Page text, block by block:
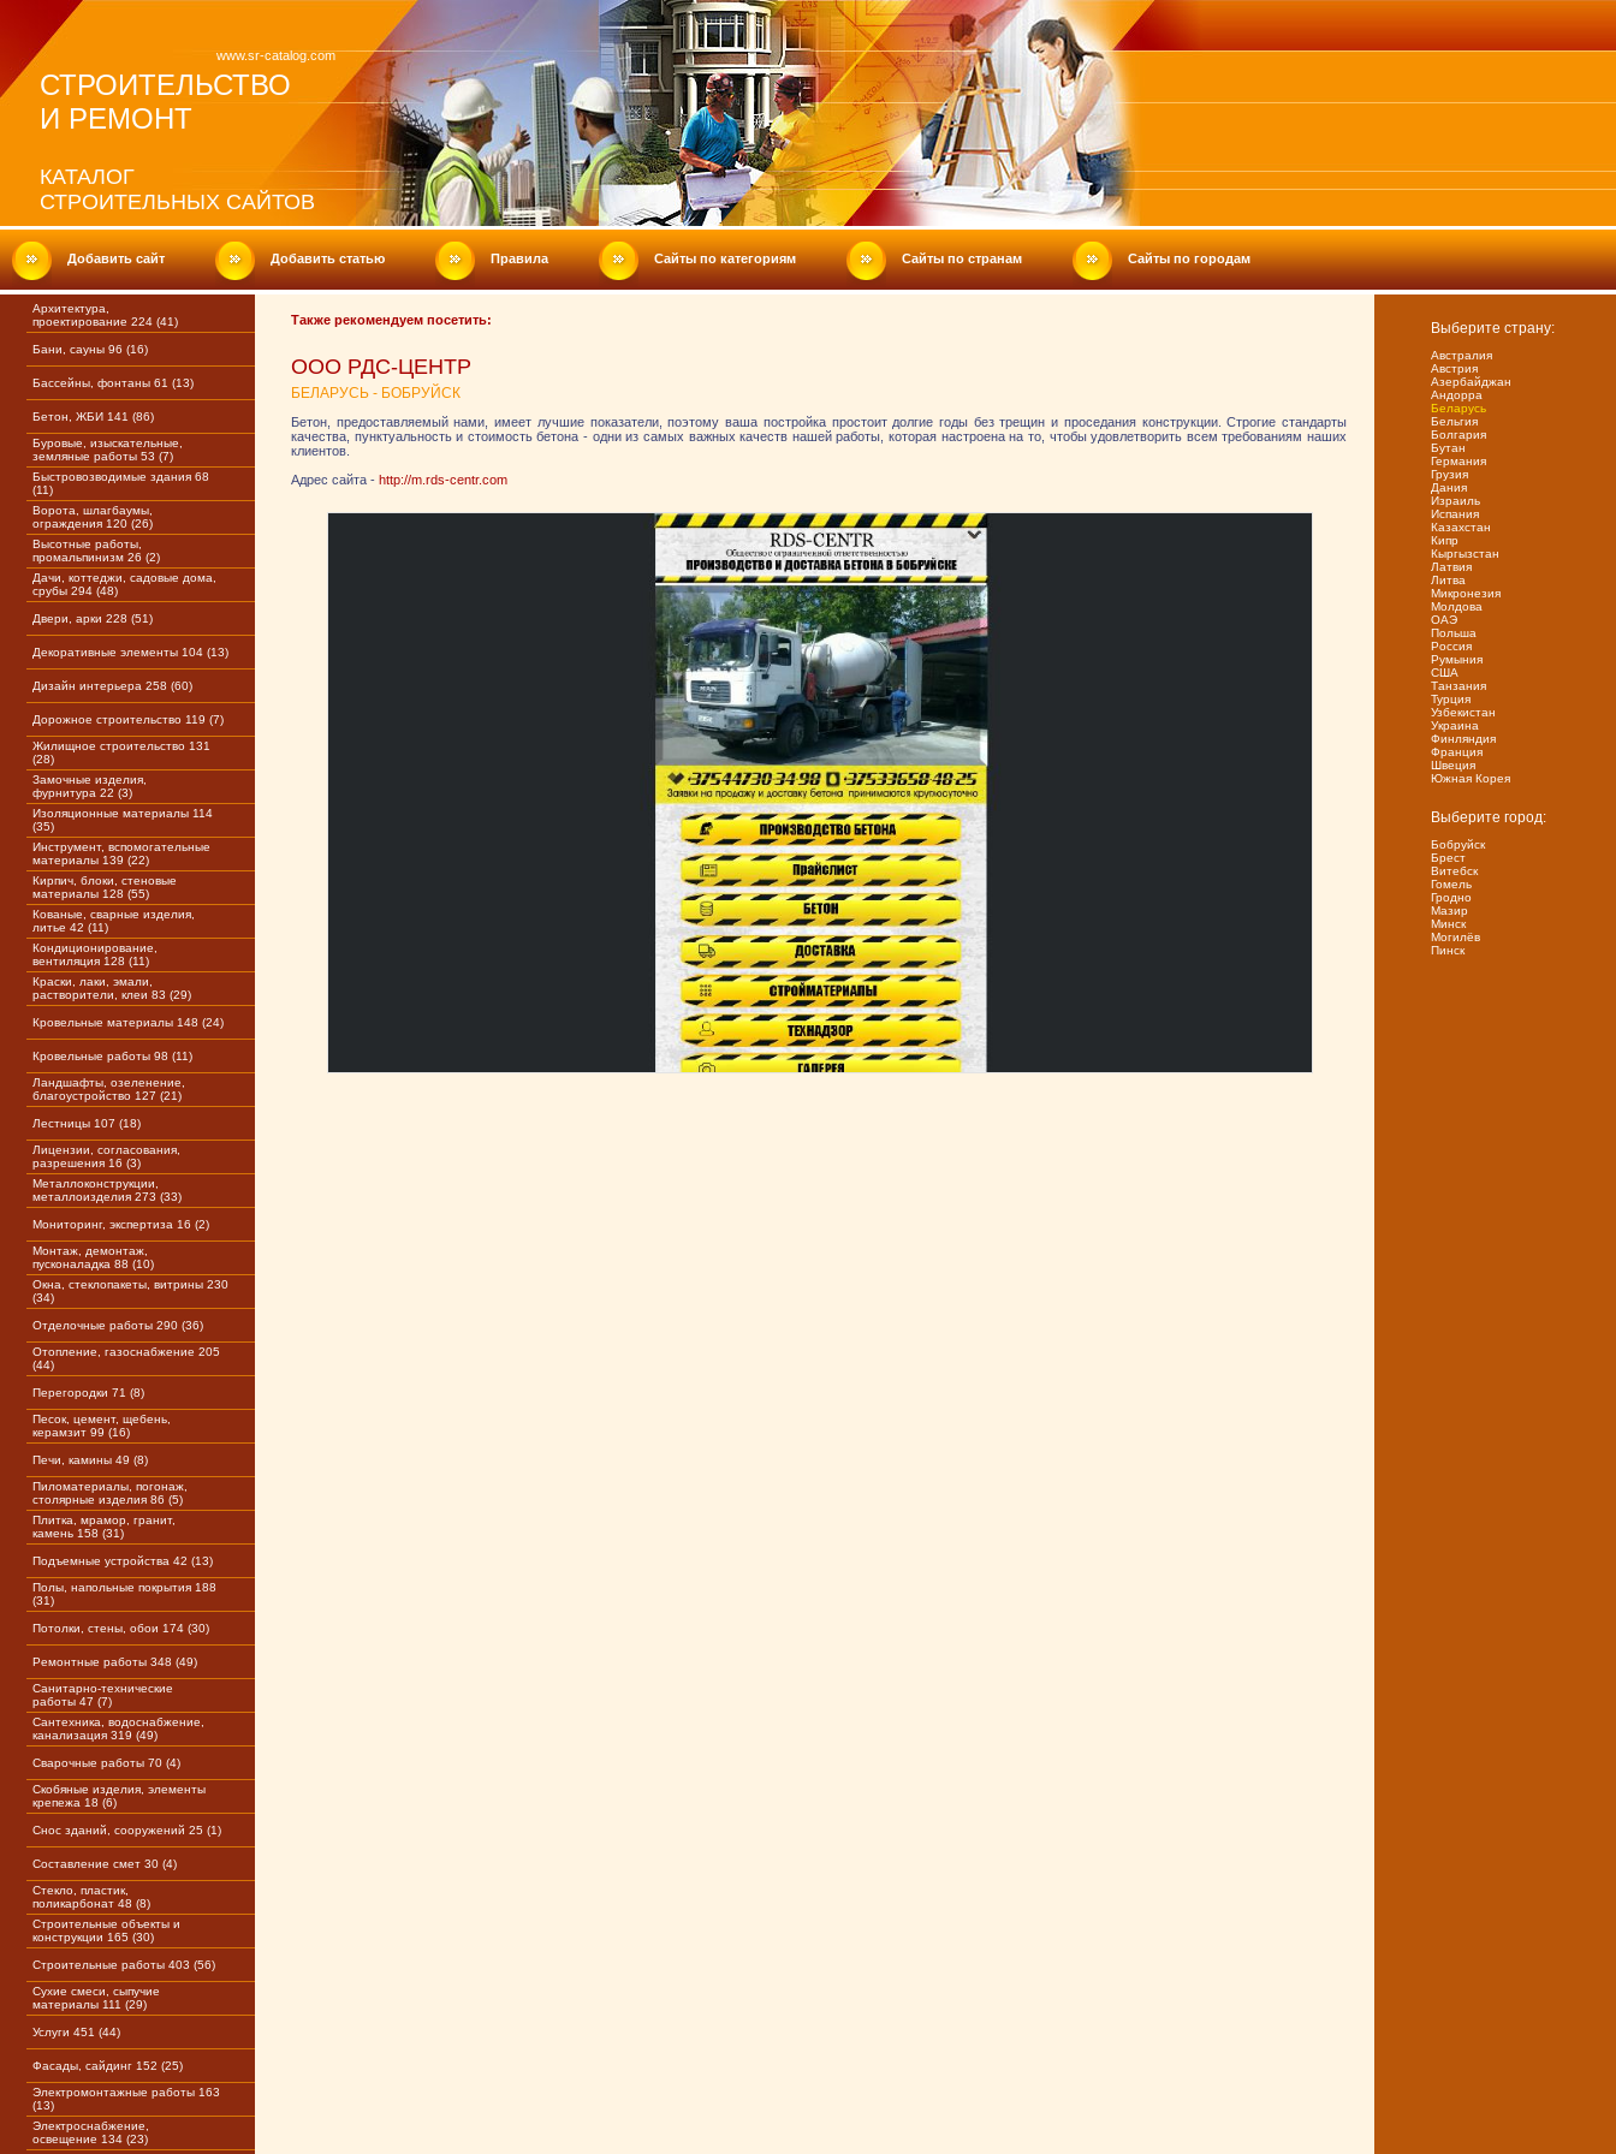
www.sr-catalog.com
СТРОИТЕЛЬСТВО
И РЕМОНТ
КАТАЛОГ
СТРОИТЕЛЬНЫХ САЙТОВ
Добавить сайт Добавить статью Правила Сайты по категориям Сайты по странам Сайты по городам
Архитектура,
проектирование 224 (41)
Бани, сауны 96 (16)
Бассейны, фонтаны 61 (13)
Бетон, ЖБИ 141 (86)
Буровые, изыскательные,
земляные работы 53 (7)
Быстровозводимые здания 68
(11)
Ворота, шлагбаумы,
ограждения 120 (26)
Высотные работы,
промальпинизм 26 (2)
Дачи, коттеджи, садовые дома,
срубы 294 (48)
Двери, арки 228 (51)
Декоративные элементы 104 (13)
Дизайн интерьера 258 (60)
Дорожное строительство 119 (7)
Жилищное строительство 131
(28)
Замочные изделия,
фурнитура 22 (3)
Изоляционные материалы 114
(35)
Инструмент, вспомогательные
материалы 139 (22)
Кирпич, блоки, стеновые
материалы 128 (55)
Кованые, сварные изделия,
литье 42 (11)
Кондиционирование,
вентиляция 128 (11)
Краски, лаки, эмали,
растворители, клеи 83 (29)
Кровельные материалы 148 (24)
Кровельные работы 98 (11)
Ландшафты, озеленение,
благоустройство 127 (21)
Лестницы 107 (18)
Лицензии, согласования,
разрешения 16 (3)
Металлоконструкции,
металлоизделия 273 (33)
Мониторинг, экспертиза 16 (2)
Монтаж, демонтаж,
пусконаладка 88 (10)
Окна, стеклопакеты, витрины 230
(34)
Отделочные работы 290 (36)
Отопление, газоснабжение 205
(44)
Перегородки 71 (8)
Песок, цемент, щебень,
керамзит 99 (16)
Печи, камины 49 (8)
Пиломатериалы, погонаж,
столярные изделия 86 (5)
Плитка, мрамор, гранит,
камень 158 (31)
Подъемные устройства 42 (13)
Полы, напольные покрытия 188
(31)
Потолки, стены, обои 174 (30)
Ремонтные работы 348 (49)
Санитарно-технические
работы 47 (7)
Сантехника, водоснабжение,
канализация 319 (49)
Сварочные работы 70 (4)
Скобяные изделия, элементы
крепежа 18 (6)
Снос зданий, сооружений 25 (1)
Составление смет 30 (4)
Стекло, пластик,
поликарбонат 48 (8)
Строительные объекты и
конструкции 165 (30)
Строительные работы 403 (56)
Сухие смеси, сыпучие
материалы 111 (29)
Услуги 451 (44)
Фасады, сайдинг 152 (25)
Электромонтажные работы 163
(13)
Электроснабжение,
освещение 134 (23)
Также рекомендуем посетить:
ООО РДС-ЦЕНТР
БЕЛАРУСЬ - БОБРУЙСК
Бетон, предоставляемый нами, имеет лучшие показатели, поэтому ваша постройка простоит долгие годы без трещин и проседания конструкции. Строгие стандарты
качества, пунктуальность и стоимость бетона - одни из самых важных качеств нашей работы, которая настроена на то, чтобы удовлетворить всем требованиям наших
клиентов.
Адрес сайта - http://m.rds-centr.com
Выберите страну:
Австралия
Австрия
Азербайджан
Андорра
Беларусь
Бельгия
Болгария
Бутан
Германия
Грузия
Дания
Израиль
Испания
Казахстан
Кипр
Кыргызстан
Латвия
Литва
Микронезия
Молдова
ОАЭ
Польша
Россия
Румыния
США
Танзания
Турция
Узбекистан
Украина
Финляндия
Франция
Швеция
Южная Корея
Выберите город:
Бобруйск
Брест
Витебск
Гомель
Гродно
Мазир
Минск
Могилёв
Пинск